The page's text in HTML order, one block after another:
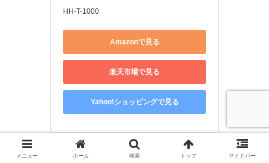
HH-T-1000
Amazonで見る
楽天市場で見る
Yahoo!ショッピングで見る
かの蜂の「百花蜂蜜」です。
メニュー ホーム 検索 トップ サイドバー